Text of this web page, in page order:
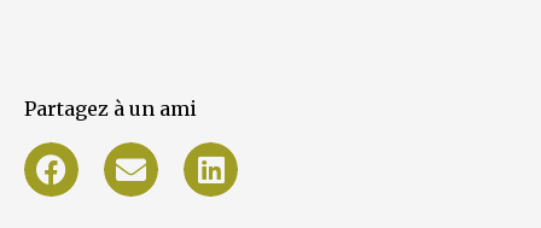
Partagez à un ami